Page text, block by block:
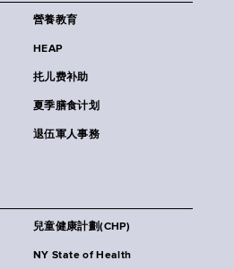
營養教育
HEAP
扥儿费补助
夏季膳食计划
退伍軍人事務
兒童健康計劃(CHP)
NY State of Health